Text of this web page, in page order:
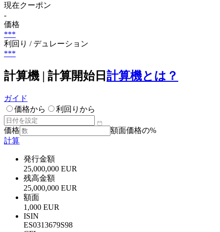
現在クーポン
-
価格
***
利回り / デュレーション
***
計算機 | 計算開始日 計算機とは？
ガイド
価格から
利回りから
価格
額面価格の%
計算
発行金額
25,000,000 EUR
残高金額
25,000,000 EUR
額面
1,000 EUR
ISIN
ES0313679S98